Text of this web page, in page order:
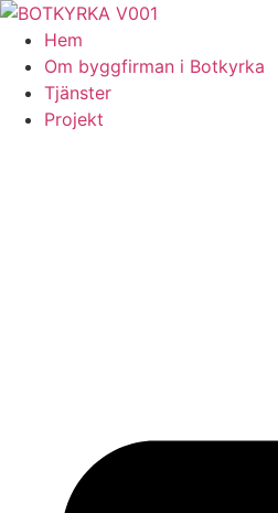
Skip
content
Hem
Om byggfirman i Botkyrka
Tjänster
Projekt